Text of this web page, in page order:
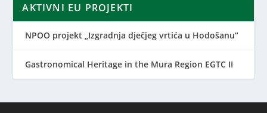
AKTIVNI EU PROJEKTI
NPOO projekt „Izgradnja dječjeg vrtića u Hodošanu“
Gastronomical Heritage in the Mura Region EGTC II